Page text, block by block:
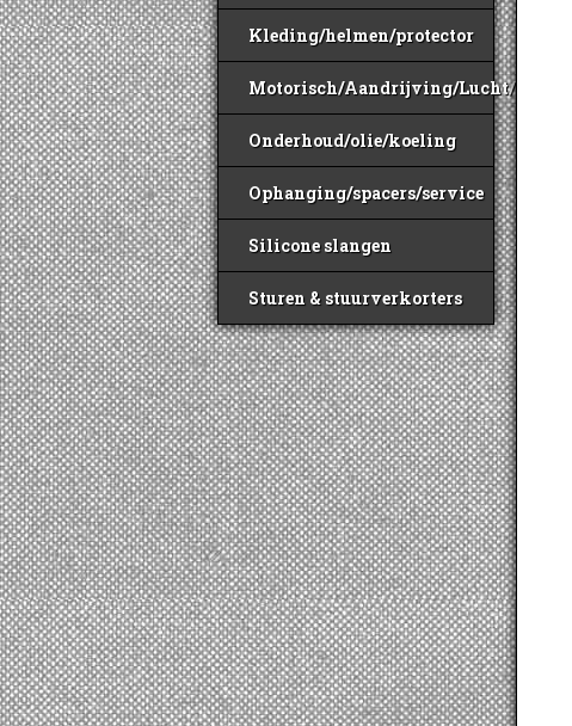
Kleding/helmen/protector
Motorisch/Aandrijving/Lucht/Benzine
Onderhoud/olie/koeling
Ophanging/spacers/service
Silicone slangen
Sturen & stuurverkorters